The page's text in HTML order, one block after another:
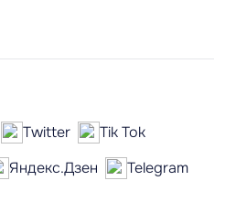
Twitter
Tik Tok
Яндекс.Дзен
Telegram